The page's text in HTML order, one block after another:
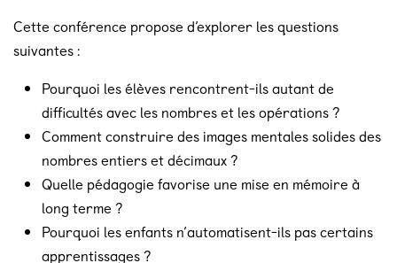
Cette conférence propose d’explorer les questions
suivantes :
Pourquoi les élèves rencontrent-ils autant de
difficultés avec les nombres et les opérations ?
Comment construire des images mentales solides des
nombres entiers et décimaux ?
Quelle pédagogie favorise une mise en mémoire à
long terme ?
Pourquoi les enfants n’automatisent-ils pas certains
apprentissages ?